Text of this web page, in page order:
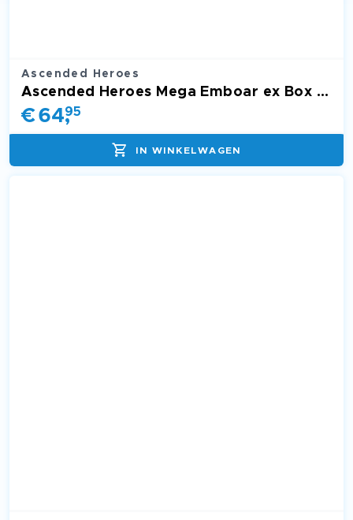
Ascended Heroes
Ascended Heroes Mega Emboar ex Box ASC
€64,
95
IN WINKELWAGEN